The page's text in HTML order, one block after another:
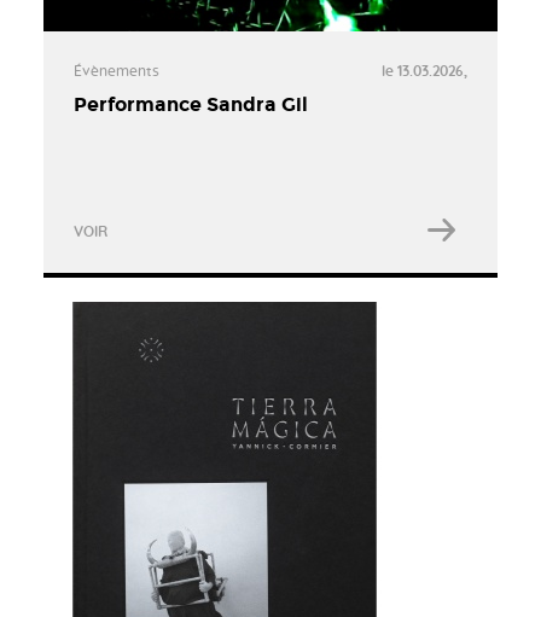
Évènements le 13.03.2026,
Performance Sandra Gil
VOIR